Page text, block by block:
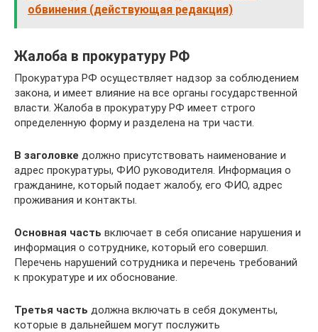
обвинения (действующая редакция)
Жалоба в прокуратуру РФ
Прокуратура РФ осуществляет надзор за соблюдением
закона, и имеет влияние на все органы государственной
власти. Жалоба в прокуратуру РФ имеет строго
определенную форму и разделена на три части.
В заголовке должно присутствовать наименование и
адрес прокуратуры, ФИО руководителя. Информация о
гражданине, который подает жалобу, его ФИО, адрес
проживания и контакты.
Основная часть включает в себя описание нарушения и
информация о сотруднике, который его совершил.
Перечень нарушений сотрудника и перечень требований
к прокуратуре и их обоснование.
Третья часть должна включать в себя документы,
которые в дальнейшем могут послужить